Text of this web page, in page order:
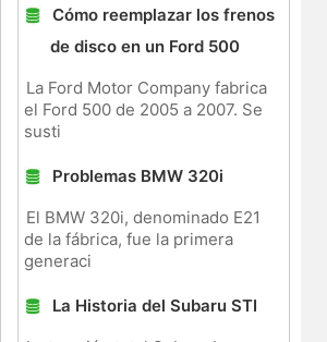
Cómo reemplazar los frenos
de disco en un Ford 500
La Ford Motor Company fabrica
el Ford 500 de 2005 a 2007. Se
susti
Problemas BMW 320i
El BMW 320i, denominado E21
de la fábrica, fue la primera
generaci
La Historia del Subaru STI